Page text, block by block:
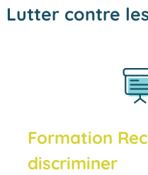
Lutter contre
Formation
discriminer